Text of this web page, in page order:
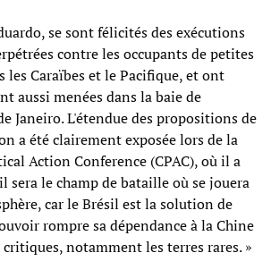
se sont félicités des exécutions
contre les occupants de petites
les Caraïbes et le Pacifique, et ont
aussi menées dans la baie de
Janeiro. L'étendue des propositions de
a été clairement exposée lors de la
Action Conference (CPAC), où il a
sera le champ de bataille où se jouera
car le Brésil est la solution de
rompre sa dépendance à la Chine
notamment les terres rares. »